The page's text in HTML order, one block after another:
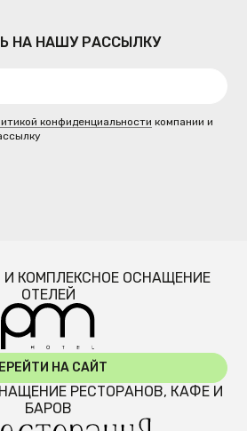
НА НАШУ РАССЫЛКУ
конфиденциальности компании и
КОМПЛЕКСНОЕ ОСНАЩЕНИЕ
ОТЕЛЕЙ
НА САЙТ
РЕСТОРАНОВ, КАФЕ И
БАРОВ